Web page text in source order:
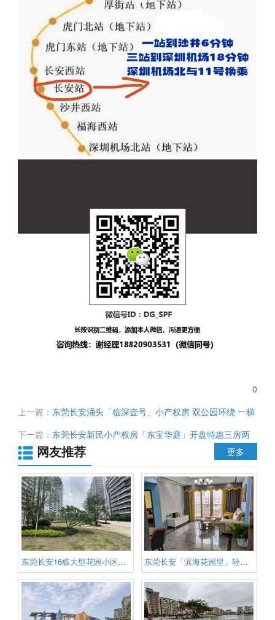
0
上一篇： 东莞长安涌头「临深壹号」小产权房 双公园环绕 一梯
四户 封闭式管理 特价36.8万起
下一篇： 东莞长安新民小产权房「东宝华庭」开盘特惠三房两
厅两卫56.8万起 精装毛坯可选 滨海新区重点发展区域 深圳沙
井一河之隔
网友推荐 更多
东莞长安16栋大型花园小区《滨海 东莞长安「滨海花园里」轻轨西站